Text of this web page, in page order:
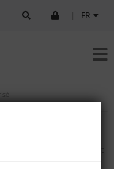
FR
d'un relais permettant
ou à l'arrêt par